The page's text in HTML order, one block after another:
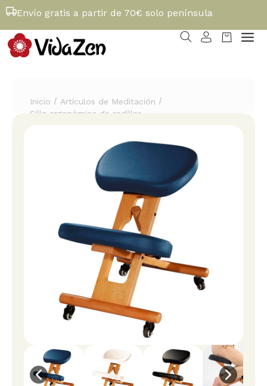
Envío gratis a partir de 70€ solo península
Inicio / Artículos de Meditación /
Silla ergonómica de rodillas